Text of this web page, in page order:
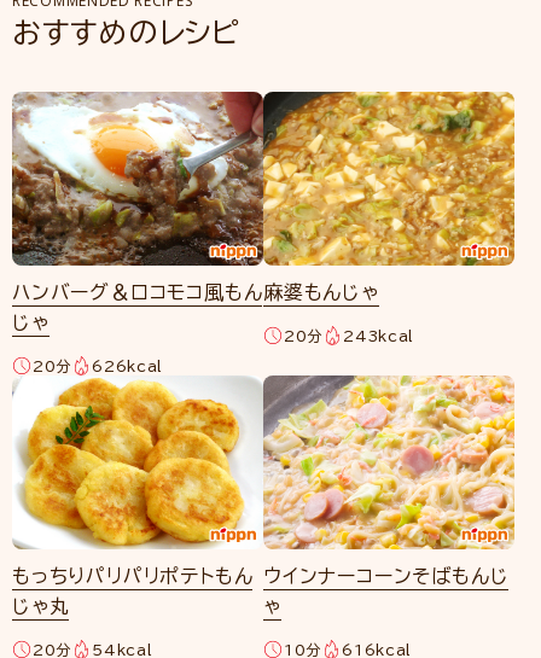
おすすめのレシピ
ハンバーグ＆ロコモコ風もん
じゃ
20分 626kcal
麻婆もんじゃ
20分 243kcal
もっちりパリパリポテトもん
じゃ丸
20分 54kcal
ウインナーコーンそばもんじ
ゃ
10分 616kcal